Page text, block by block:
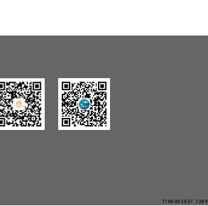
1786082437.1389